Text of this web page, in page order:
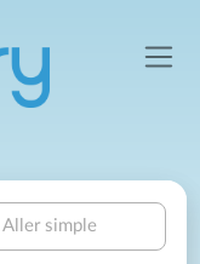
Aller simple